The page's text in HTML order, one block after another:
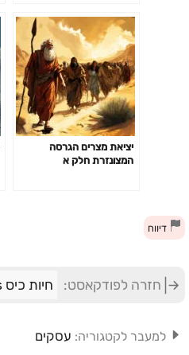
יציאת מצרים הגרסה
המצונזרת חלק א
דיווח
חזרה לפודקאסט: חיות כיס Hayot Kiss
למעבר לקטגוריה: עסקים